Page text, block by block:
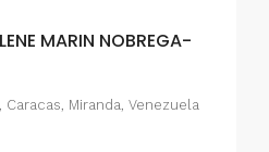
MARIN NOBREGA-
Miranda, Venezuela